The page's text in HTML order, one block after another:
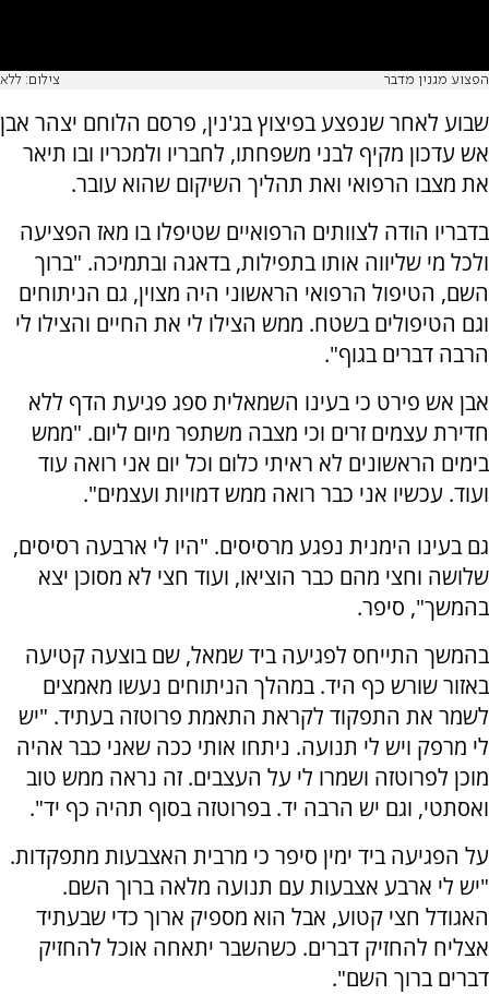
הפצוע מגנין מדבר צילום: ללא
שבוע לאחר שנפצע בפיצוץ בג'נין, פרסם הלוחם יצהר אבן
אש עדכון מקיף לבני משפחתו, לחבריו ולמכריו ובו תיאר
את מצבו הרפואי ואת תהליך השיקום שהוא עובר.
בדבריו הודה לצוותים הרפואיים שטיפלו בו מאז הפציעה
ולכל מי שליווה אותו בתפילות, בדאגה ובתמיכה. "ברוך
השם, הטיפול הרפואי הראשוני היה מצוין, גם הניתוחים
וגם הטיפולים בשטח. ממש הצילו לי את החיים והצילו לי
הרבה דברים בגוף".
אבן אש פירט כי בעינו השמאלית ספג פגיעת הדף ללא
חדירת עצמים זרים וכי מצבה משתפר מיום ליום. "ממש
בימים הראשונים לא ראיתי כלום וכל יום אני רואה עוד
ועוד. עכשיו אני כבר רואה ממש דמויות ועצמים".
גם בעינו הימנית נפגע מרסיסים. "היו לי ארבעה רסיסים,
שלושה וחצי מהם כבר הוציאו, ועוד חצי לא מסוכן יצא
בהמשך", סיפר.
בהמשך התייחס לפגיעה ביד שמאל, שם בוצעה קטיעה
באזור שורש כף היד. במהלך הניתוחים נעשו מאמצים
לשמר את התפקוד לקראת התאמת פרוטזה בעתיד. "יש
לי מרפק ויש לי תנועה. ניתחו אותי ככה שאני כבר אהיה
מוכן לפרוטזה ושמרו לי על העצבים. זה נראה ממש טוב
ואסתטי, וגם יש הרבה יד. בפרוטזה בסוף תהיה כף יד".
על הפגיעה ביד ימין סיפר כי מרבית האצבעות מתפקדות.
"יש לי ארבע אצבעות עם תנועה מלאה ברוך השם.
האגודל חצי קטוע, אבל הוא מספיק ארוך כדי שבעתיד
אצליח להחזיק דברים. כשהשבר יתאחה אוכל להחזיק
דברים ברוך השם".